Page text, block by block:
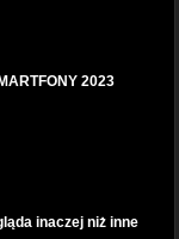
2023
inaczej niż inne